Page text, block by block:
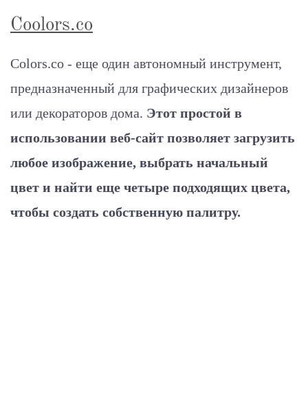
Coolors.co
Colors.co - еще один автономный инструмент,
предназначенный для графических дизайнеров
или декораторов дома. Этот простой в
использовании веб-сайт позволяет загрузить
любое изображение, выбрать начальный
цвет и найти еще четыре подходящих цвета,
чтобы создать собственную палитру.